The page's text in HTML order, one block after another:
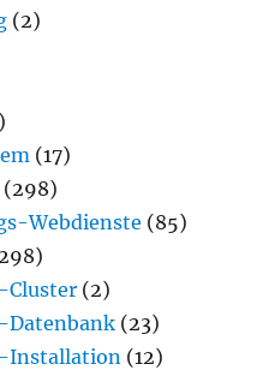
(2)
(17)
(298)
Webdienste (85)
Cluster (2)
(23)
Installation (12)